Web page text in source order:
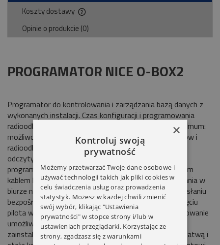
Koszty dostawy
Cena nie zawiera ewentualnych kosztów płatności
Opinie o produkcie (0)
PROGRAMATOR NICE O-BOX2
Programator do kontrolowania i zarządzania bazą danych z
wykonanych instalacji. Czas konfiguracji i programowania
radioodbiorników oraz pilotów możemy skrócić do minimum:
możliwość zarządzania wszystkimi parametrami pilotów i
radioodbiorników, zakładanie haseł,
odczytywanie
Certyfikatówjest możliwe za pomocą
programatoraO-Boxpoprzez połączenie z komputerem
kablem lub poprzez Bluetooth. Możliwość programowania w
biurze nowych pilotów i radioodbiorników, które po wysłaniu
bezpośrednio do Klienta działają po pierwszym naciśnięciu
pilota w zasięgu działaniaradioodbiornika.Oprogramowanie
umożliwia takżezbudowanie bazy Klientówz
zainstalowanymi sterowaniami radiowymi ONE/INTI,
łatwą i
×
Kontroluj swoją
prywatność
Możemy przetwarzać Twoje dane osobowe i
używać technologii takich jak pliki cookies w
celu świadczenia usług oraz prowadzenia
statystyk. Możesz w każdej chwili zmienić
swój wybór, klikając "Ustawienia
prywatności" w stopce strony i/lub w
ustawieniach przeglądarki. Korzystając ze
strony, zgadzasz się z warunkami